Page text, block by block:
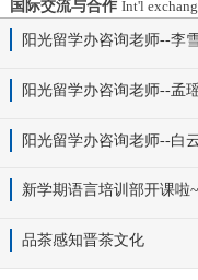
景
冉
时代华章。 学
动
院
热烈。 山西省财政税务
本
工
议
组
源
国际交流与合作 Int'l
阳光留学办咨询老师--李
阳光留学办咨询老师--孟
阳光留学办咨询老师--白
新学期语言培训部开课啦~
品茶感知晋茶文化